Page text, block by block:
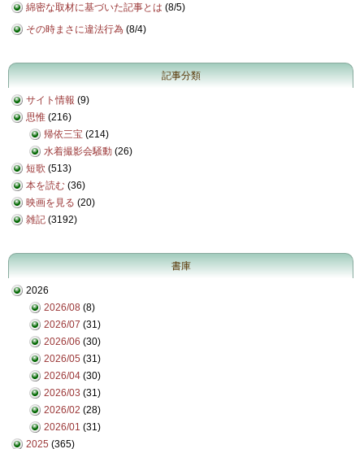
綿密な取材に基づいた記事とは (8/5)
その時まさに違法行為 (8/4)
記事分類
サイト情報 (9)
思惟 (216)
帰依三宝 (214)
水着撮影会騒動 (26)
短歌 (513)
本を読む (36)
映画を見る (20)
雑記 (3192)
書庫
2026
2026/08 (8)
2026/07 (31)
2026/06 (30)
2026/05 (31)
2026/04 (30)
2026/03 (31)
2026/02 (28)
2026/01 (31)
2025 (365)